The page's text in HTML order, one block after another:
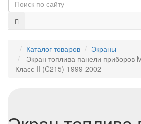
Каталог товаров
Экраны
Экран топлива панели приборов
Класс II (C215) 1999-2002